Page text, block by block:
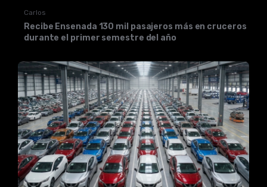
Carlos
Recibe Ensenada 130 mil pasajeros más en cruceros
durante el primer semestre del año